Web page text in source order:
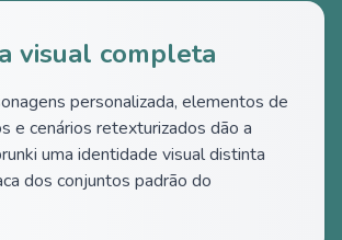
visual completa
personalizada, elementos de
e cenários retexturizados dão a
uma identidade visual distinta
dos conjuntos padrão do